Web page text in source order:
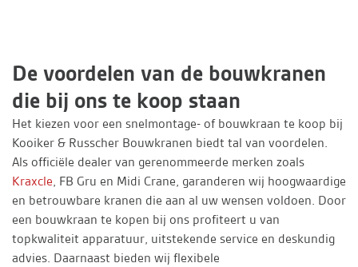
De voordelen van de bouwkranen
die bij ons te koop staan
Het kiezen voor een snelmontage- of bouwkraan te koop bij
Kooiker & Russcher Bouwkranen biedt tal van voordelen.
Als officiële dealer van gerenommeerde merken zoals
Kraxcle, FB Gru en Midi Crane, garanderen wij hoogwaardige
en betrouwbare kranen die aan al uw wensen voldoen. Door
een bouwkraan te kopen bij ons profiteert u van
topkwaliteit apparatuur, uitstekende service en deskundig
advies. Daarnaast bieden wij flexibele